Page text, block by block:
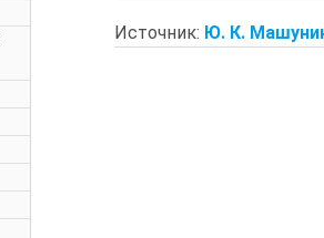
Источник: Ю. К.